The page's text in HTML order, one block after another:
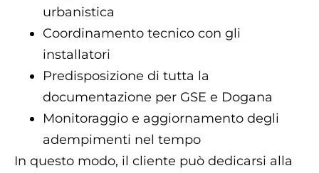
urbanistica
Coordinamento tecnico con gli
installatori
Predisposizione di tutta la
documentazione per GSE e Dogana
Monitoraggio e aggiornamento degli
adempimenti nel tempo
In questo modo, il cliente può dedicarsi alla